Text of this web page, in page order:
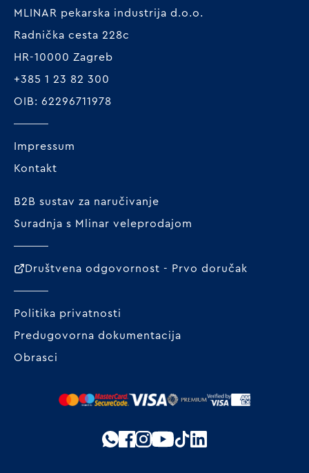
MLINAR pekarska industrija d.o.o.
Radnička cesta 228c
HR-10000 Zagreb
+385 1 23 82 300
OIB: 62296711978
Impressum
Kontakt
B2B sustav za naručivanje
Suradnja s Mlinar veleprodajom
Društvena odgovornost - Prvo doručak
Politika privatnosti
Predugovorna dokumentacija
Obrasci